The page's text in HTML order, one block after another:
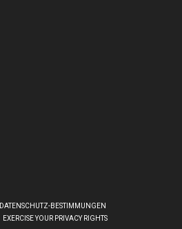
DATENSCHUTZ-BESTIMMUNGEN
EXERCISE YOUR PRIVACY RIGHTS